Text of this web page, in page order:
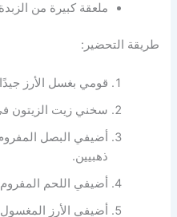
ملعقة كبيرة من الزبدة
طريقة التحضير:
قومي بغسل الأرز جيدًا
سخني زيت الزيتون
أضيفي البصل
ذهبيين.
أضيفي اللحم
أضيفي الأرز